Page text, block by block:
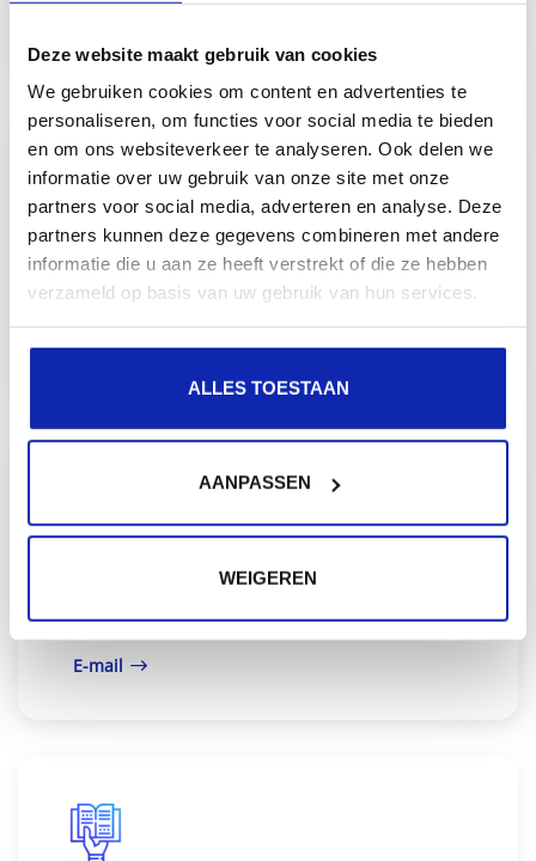
Deze website maakt gebruik van cookies
We gebruiken cookies om content en advertenties te
personaliseren, om functies voor social media te bieden
en om ons websiteverkeer te analyseren. Ook delen we
informatie over uw gebruik van onze site met onze
partners voor social media, adverteren en analyse. Deze
partners kunnen deze gegevens combineren met andere
informatie die u aan ze heeft verstrekt of die ze hebben
verzameld op basis van uw gebruik van hun services.
ALLES TOESTAAN
AANPASSEN
WEIGEREN
Kinamo e-mail oplossingen
E-mail
Kinamo webmail
E-mail